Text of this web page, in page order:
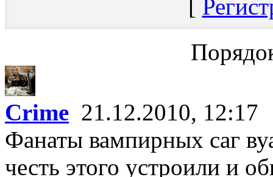
[
Crime 21.12.2010, 12:17
Фанаты вампирных саг
честь этого устроили и